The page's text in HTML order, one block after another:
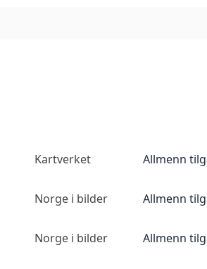
Kartverket Allmenn
Norge i bilder Allmenn
Norge i bilder Allmenn